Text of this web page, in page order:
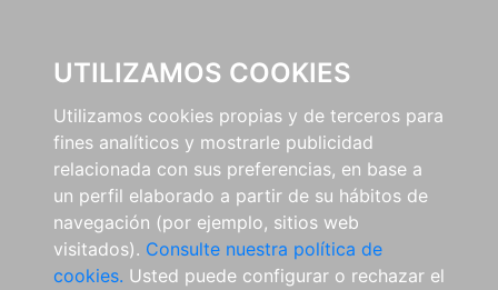
UTILIZAMOS COOKIES
Utilizamos cookies propias y de terceros para
fines analíticos y mostrarle publicidad
relacionada con sus preferencias, en base a
un perfil elaborado a partir de su hábitos de
navegación (por ejemplo, sitios web
visitados). Consulte nuestra política de
cookies. Usted puede configurar o rechazar el